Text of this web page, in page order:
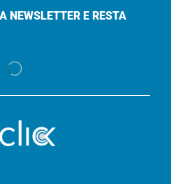
NEWSLETTER E RESTA